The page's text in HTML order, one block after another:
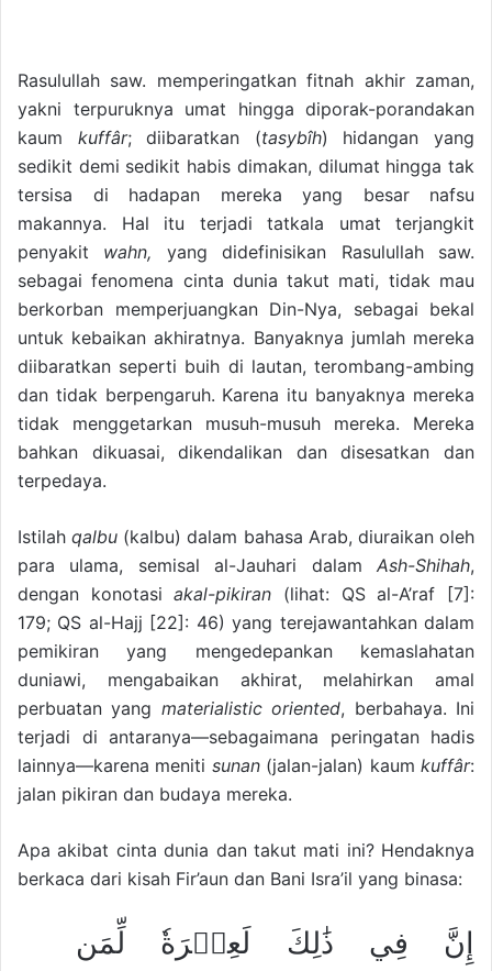
Rasulullah saw. memperingatkan fitnah akhir zaman,
yakni terpuruknya umat hingga diporak-porandakan
kaum kuffâr; diibaratkan (tasybîh) hidangan yang
sedikit demi sedikit habis dimakan, dilumat hingga tak
tersisa di hadapan mereka yang besar nafsu
makannya. Hal itu terjadi tatkala umat terjangkit
penyakit wahn, yang didefinisikan Rasulullah saw.
sebagai fenomena cinta dunia takut mati, tidak mau
berkorban memperjuangkan Din-Nya, sebagai bekal
untuk kebaikan akhiratnya. Banyaknya jumlah mereka
diibaratkan seperti buih di lautan, terombang-ambing
dan tidak berpengaruh. Karena itu banyaknya mereka
tidak menggetarkan musuh-musuh mereka. Mereka
bahkan dikuasai, dikendalikan dan disesatkan dan
terpedaya.
Istilahqalbu (kalbu) dalam bahasa Arab, diuraikan oleh
para ulama, semisal al-­Jauhari dalam Ash-Shihah,
dengan konotasiakal-pikiran (lihat: QS al-A’raf [7]:
179; QS al-Hajj [22]: 46) yang terejawantahkan dalam
pemikiran yang mengedepankan kemaslahatan
duniawi, mengabaikan akhirat, melahirkan amal
perbuatan yang materialistic oriented, berbahaya. Ini
terjadi di antaranya—sebagaimana peringatan hadis
lainnya—karena meniti sunan (jalan-jalan) kaumkuffâr:
jalan pikiran dan budaya mereka.
Apa akibat cinta dunia dan takut mati ini? Hendaknya
berkaca dari kisah Fir’aun dan Bani Isra’il yang binasa:
إِنَّ فِي ذَٰلِكَ لَعِبۡرَةٗ لِّمَن